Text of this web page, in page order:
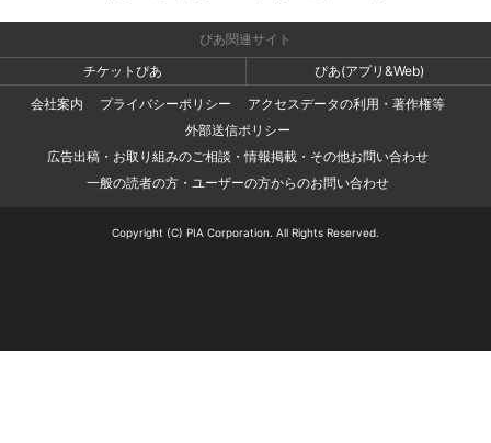
ぴあ関連サイト
チケットぴあ
ぴあ(アプリ&Web)
会社案内
プライバシーポリシー
アクセスデータの利用・著作権等
外部送信ポリシー
広告出稿・お取り組みのご相談・情報掲載・その他お問い合わせ
一般の読者の方・ユーザーの方からのお問い合わせ
Copyright (C) PIA Corporation. All Rights Reserved.